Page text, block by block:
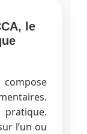
le
compose
pratique.
l’un ou